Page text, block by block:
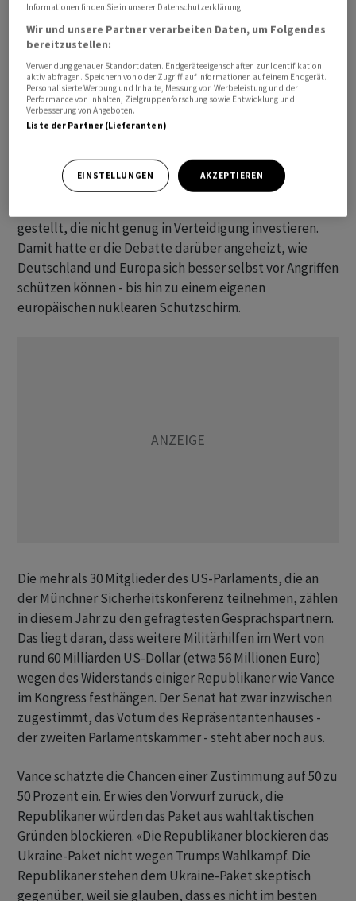
er und fügte hinzu: «Das ist kein Argument dafür, dass
wir Deutschland im Stich lassen sollten. Das ist ein
Anreiz für unsere deutschen Freunde, eine etwas
grössere Rolle zu übernehmen, denn die Vereinigten
Staaten werden sich im nächsten halben Jahrhundert
auf andere Dinge konzentrieren müssen.»
Kongressmitgliedern, die dem früheren Präsidenten
Trump besonders nahestehen. Trump hatte vor einer
gestellt, die nicht genug in Verteidigung investieren.
Damit hatte er die Debatte darüber angeheizt, wie
Deutschland und Europa sich besser selbst vor Angriffen
schützen können - bis hin zu einem eigenen
europäischen nuklearen Schutzschirm.
Die mehr als 30 Mitglieder des US-Parlaments, die an
der Münchner Sicherheitskonferenz teilnehmen, zählen
in diesem Jahr zu den gefragtesten Gesprächspartnern.
Das liegt daran, dass weitere Militärhilfen im Wert von
rund 60 Milliarden US-Dollar (etwa 56 Millionen Euro)
wegen des Widerstands einiger Republikaner wie Vance
im Kongress festhängen. Der Senat hat zwar inzwischen
zugestimmt, das Votum des Repräsentantenhauses -
der zweiten Parlamentskammer - steht aber noch aus.
Vance schätzte die Chancen einer Zustimmung auf 50 zu
50 Prozent ein. Er wies den Vorwurf zurück, die
Republikaner würden das Paket aus wahltaktischen
Gründen blockieren. «Die Republikaner blockieren das
Ukraine-Paket nicht wegen Trumps Wahlkampf. Die
Republikaner stehen dem Ukraine-Paket skeptisch
gegenüber, weil sie glauben, dass es nicht im besten
Informationen finden Sie in unserer Datenschutzerklärung.
Wir und unsere Partner verarbeiten Daten, um Folgendes
bereitzustellen:
Verwendung genauer Standortdaten. Endgeräteeigenschaften zur Identifikation
aktiv abfragen. Speichern von oder Zugriff auf Informationen auf einem Endgerät.
Personalisierte Werbung und Inhalte, Messung von Werbeleistung und der
Performance von Inhalten, Zielgruppenforschung sowie Entwicklung und
Verbesserung von Angeboten.
Liste der Partner (Lieferanten)
EINSTELLUNGEN AKZEPTIEREN